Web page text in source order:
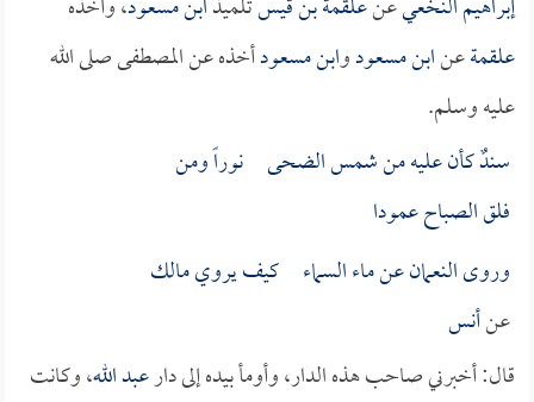
علقمةعنابن مسعودوابن مسعودأخذه عن المصطفى صلى الله
عليه وسلم.
سندٌ كأن عليه من شمس الضحى نوراً ومن
فلق الصباح عمودا
وروى النعمان عن ماء السماء كيف يرويمالك
عنأنس
قال: أخبرني صاحب هذه الدار، وأومأ بيده إلى دارعبد الله، وكانت